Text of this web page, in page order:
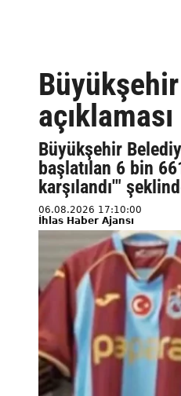
açıklaması
Büyükşehir
başlatılan 6 bin
karşılandı'"
06.08.2026 17:10:00
İhlas Haber Ajansı